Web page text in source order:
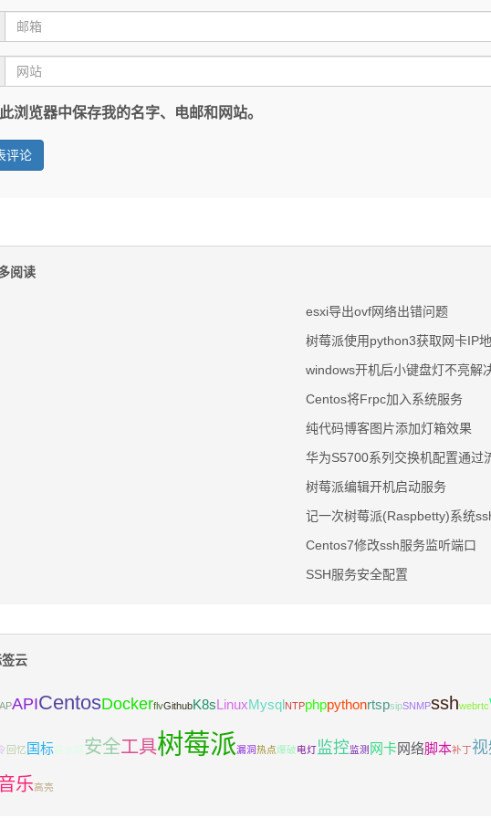
浏览器中保存我的名字、电邮和网站。
阅读
esxi导出ovf网络出错问题
树莓派使用python3获取网卡IP
windows开机后小键盘灯不亮解
Centos将Frpc加入系统服务
纯代码博客图片添加灯箱效果
华为S5700系列交换机配置通过
树莓派编辑开机启动服务
记一次树莓派(Raspbetty)系统
Centos7修改ssh服务监听端口
SSH服务安全配置
云
APAPICentosDockerflvGithubK8sLinuxMysqlNTPphppythonrtspsipSNMPsshwebrtc
回忆 国标 墨水屏 安全工具树莓派漏洞热点爆破电灯监控监测 网卡网络脚本补丁
乐高亮